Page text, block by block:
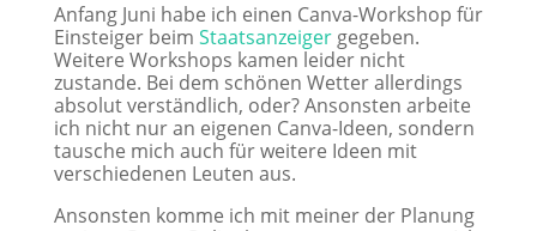
Anfang Juni habe ich einen Canva-Workshop für
Einsteiger beim Staatsanzeigergegeben.
Weitere Workshops kamen leider nicht
zustande. Bei dem schönen Wetter allerdings
absolut verständlich, oder? Ansonsten arbeite
ich nicht nur an eigenen Canva-Ideen, sondern
tausche mich auch für weitere Ideen mit
verschiedenen Leuten aus.
Ansonsten komme ich mit meiner der Planung